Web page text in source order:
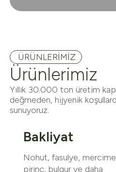
Ürünlerimiz
Yıllık 30.000 ton üretim
değmeden, hijyenik
sunuyoruz.
ÜRÜNLERİMİZ
Bakliyat
Nohut, fasulye,
pirinç, bulgur ve daha